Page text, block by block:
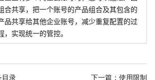
合共享，把一个账号的产品组合及其包含的
品共享给其他企业账号，减少重复配置的过
，实现统一的管控。
目录 下一篇： 使用限制